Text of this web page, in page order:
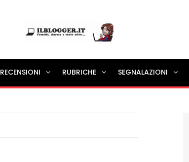
Ilblogger.it
Il portalino di blog |
RECENSIONI RUBRICHE SEGNALAZIONI